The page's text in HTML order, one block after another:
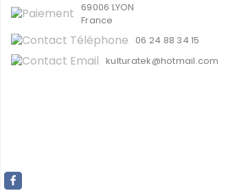
69006 LYON
France
06 24 88 34 15
kulturatek@hotmail.com